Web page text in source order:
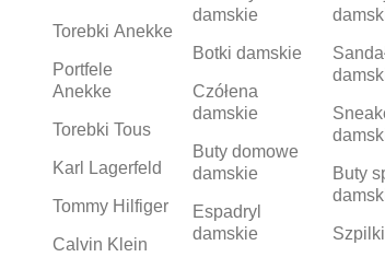
Torebki Anekke
Portfele
Anekke
Torebki Tous
Karl Lagerfeld
Tommy Hilfiger
Calvin Klein
damskie
Botki damskie
Czółena
damskie
Buty domowe
damskie
Espadryl
damskie
Buty
Szpilki